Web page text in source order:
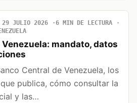
29 JULIO 2026
6 MIN DE LECTURA
mandato, datos
Central de Venezuela, los
publica, cómo consultar la
y las…